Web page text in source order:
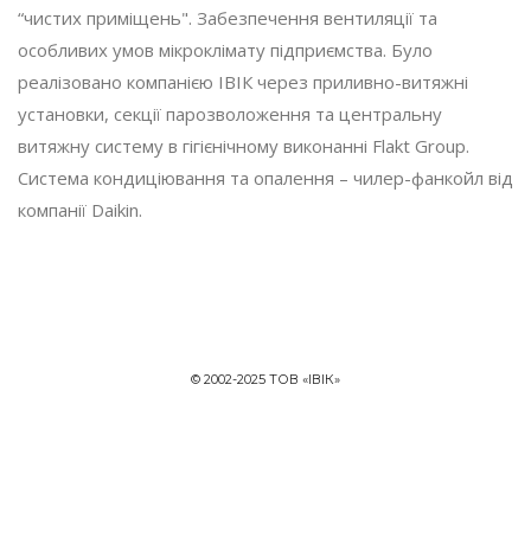
“чистих приміщень". Забезпечення вентиляції та
особливих умов мікроклімату підприємства. Було
реалізовано компанією ІВІК через приливно-витяжні
установки, секції парозволоження та центральну
витяжну систему в гігієнічному виконанні Flakt Group.
Система кондиціювання та опалення – чилер-фанкойл від
компанії Daikin.
© ‎2002-2025 ТОВ «ІВІК»